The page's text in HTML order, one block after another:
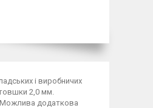
і виробничих
2,0 мм.
Можлива додаткова